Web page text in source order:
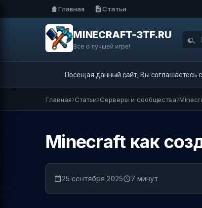
Главная Статьи
MINECRAFT-3TF.RU
Все о лучшей игре!
Посещая данный сайт, Вы соглашаетесь с
Главная Статьи Серверы и сообщества
Minecraft как
25 сентября 2025 7 минут